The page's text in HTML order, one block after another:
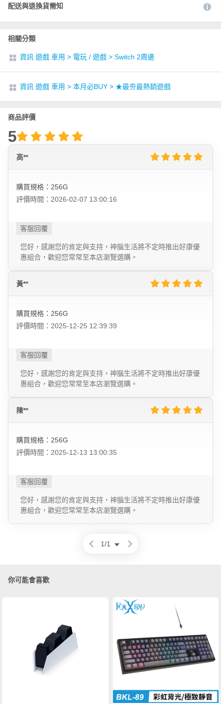
配送與退換貨需知
相關分類
資訊 遊戲 車用 > 電玩 / 遊戲 > Switch 2周邊
資訊 遊戲 車用 > 本月必BUY > ★最夯最熱銷遊戲
商品評價
5
高**
購買規格：256G
評價時間：2026-02-07 13:00:16
您好，感謝您的肯定與支持，神腦生活將不定時推出好康優
惠組合，歡迎您常常至本店瀏覽選購。
黃**
購買規格：256G
評價時間：2025-12-25 12:39:39
您好，感謝您的肯定與支持，神腦生活將不定時推出好康優
惠組合，歡迎您常常至本店瀏覽選購。
陳**
購買規格：256G
評價時間：2025-12-13 13:00:35
您好，感謝您的肯定與支持，神腦生活將不定時推出好康優
惠組合，歡迎您常常至本店瀏覽選購。
1/1
你可能會喜歡